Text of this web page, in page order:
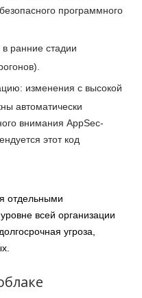
программного
в ранние стадии
изменения с высокой
автоматически
внимания AppSec-
этот код
отдельными
всей организации
угроза,